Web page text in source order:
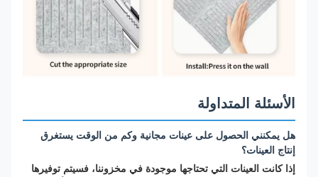
الأسئلة المتداولة
هل يمكنني الحصول على عينات مجانية وكم من الوقت يستغرق
إنتاج العينات؟
إذا كانت العينات التي تحتاجها موجودة في مخزوننا، فسيتم توفيرها